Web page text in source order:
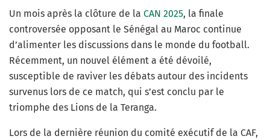
Un mois après la clôture de la CAN 2025, la finale
controversée opposant le Sénégal au Maroc continue
d’alimenter les discussions dans le monde du football.
Récemment, un nouvel élément a été dévoilé,
susceptible de raviver les débats autour des incidents
survenus lors de ce match, qui s’est conclu par le
triomphe des Lions de la Teranga.
Lors de la dernière réunion du comité exécutif de la CAF,